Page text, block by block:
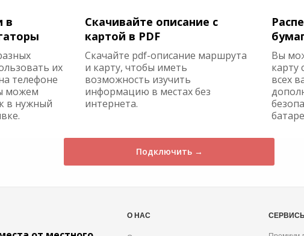
в
их
телефоне
можем
в нужный
Скачивайте описание с
картой в PDF
Скачайте pdf-описание маршрута
и карту, чтобы иметь
возможность изучить
информацию в местах без
интернета.
Вы
карту
всех
Подключить →
О НАС